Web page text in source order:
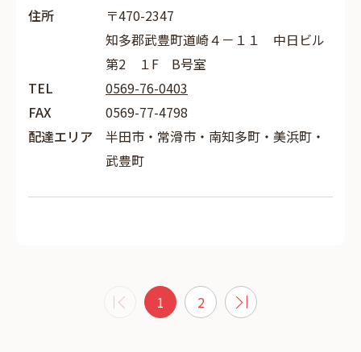
住所
〒470-2347
知多郡武豊町道崎４－１１ 中日ビル
第2 １F B号室
TEL
0569-76-0403
FAX
0569-77-4798
配達エリア
半田市・常滑市・南知多町・美浜町・
武豊町
1 2